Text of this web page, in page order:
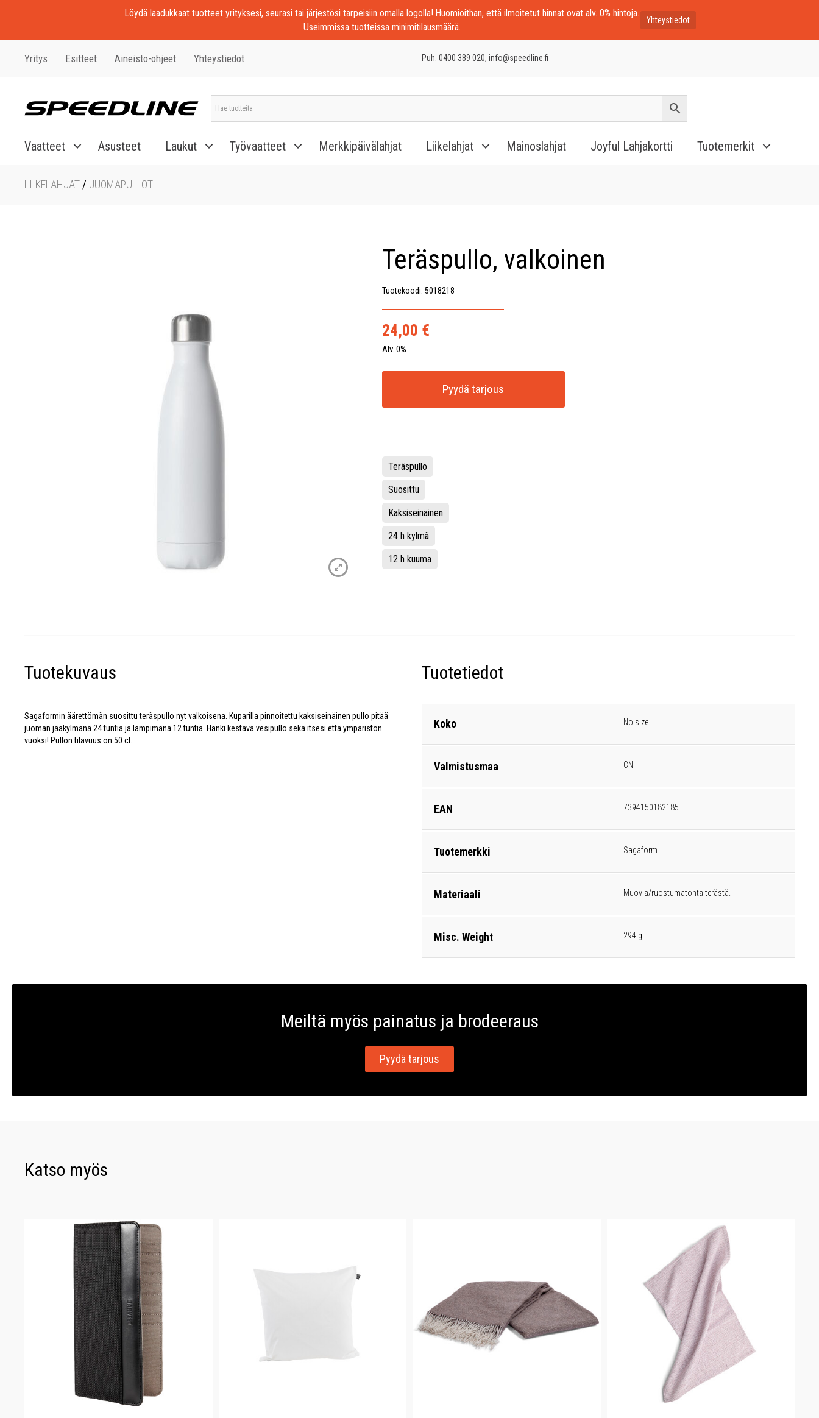
Löydä laadukkaat tuotteet yrityksesi, seurasi tai järjestösi tarpeisiin omalla logolla! Huomioithan, että ilmoitetut hinnat ovat alv. 0% hintoja.
Useimmissa tuotteissa minimitilausmäärä.
Yhteystiedot
Yritys Esitteet Aineisto-ohjeet Yhteystiedot Puh. 0400 389 020, info@speedline.fi
Vaatteet Asusteet Laukut Työvaatteet Merkkipäivälahjat Liikelahjat Mainoslahjat Joyful Lahjakortti Tuotemerkit
LIIKELAHJAT / JUOMAPULLOT
Teräspullo, valkoinen
Tuotekoodi: 5018218
24,00 €
Alv. 0%
Pyydä tarjous
Teräspullo
Suosittu
Kaksiseinäinen
24 h kylmä
12 h kuuma
Tuotekuvaus
Sagaformin äärettömän suosittu teräspullo nyt valkoisena. Kuparilla pinnoitettu kaksiseinäinen pullo pitää
juoman jääkylmänä 24 tuntia ja lämpimänä 12 tuntia. Hanki kestävä vesipullo sekä itsesi että ympäristön
vuoksi! Pullon tilavuus on 50 cl.
Tuotetiedot
Koko No size
Valmistusmaa CN
EAN 7394150182185
Tuotemerkki Sagaform
Materiaali Muovia/ruostumatonta terästä.
Misc. Weight 294 g
Meiltä myös painatus ja brodeeraus
Pyydä tarjous
Katso myös